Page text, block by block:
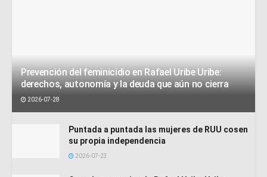
Prevención del feminicidio en Rafael Uribe Uribe:
derechos, autonomía y la deuda que aún no cierra
2026-07-28
Puntada a puntada las mujeres de RUU cosen
su propia independencia
2026-07-23